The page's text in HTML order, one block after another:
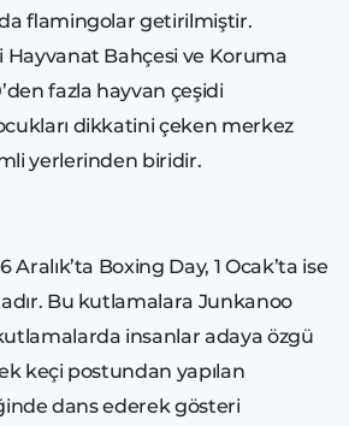
flamingolar getirilmiştir.
Bahçesi ve Koruma
fazla hayvan çeşidi
dikkatini çeken merkez
yerlerinden biridir.
Boxing Day, 1 Ocak’ta ise
Bu kutlamalara Junkanoo
insanlar adaya özgü
keçi postundan yapılan
dans ederek gösteri